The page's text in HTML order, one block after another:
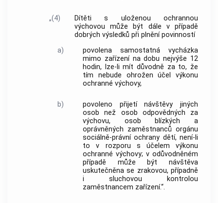
„(4)
Dítěti s uloženou ochrannou
výchovou může být dále v případě
dobrých výsledků při plnění povinností
a)
povolena samostatná vycházka
mimo zařízení na dobu nejvýše 12
hodin, lze-li mít důvodně za to, že
tím nebude ohrožen účel výkonu
ochranné výchovy,
b)
povoleno přijetí návštěvy jiných
osob než osob odpovědných za
výchovu, osob blízkých a
oprávněných zaměstnanců orgánu
sociálně-právní ochrany dětí, není-li
to v rozporu s účelem výkonu
ochranné výchovy; v odůvodněném
případě může být návštěva
uskutečněna se zrakovou, případně
i sluchovou kontrolou
zaměstnancem zařízení.“.